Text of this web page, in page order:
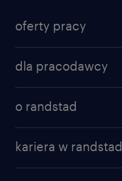
oferty pracy
dla pracodawcy
o randstad
kariera w randstad